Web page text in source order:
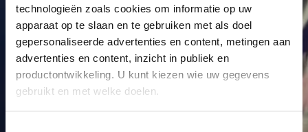
technologieën zoals cookies om informatie op uw
apparaat op te slaan en te gebruiken met als doel
gepersonaliseerde advertenties en content, metingen aan
advertenties en content, inzicht in publiek en
productontwikkeling. U kunt kiezen wie uw gegevens
gebruikt en met welke doelen.